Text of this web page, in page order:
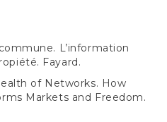
L’information
Fayard.
of Networks. How
Markets and Freedom.